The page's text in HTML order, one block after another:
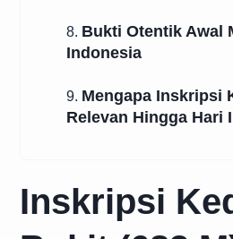
8. Bukti Otentik Awal
Indonesia
9. Mengapa Inskripsi
Relevan Hingga Hari
Inskripsi